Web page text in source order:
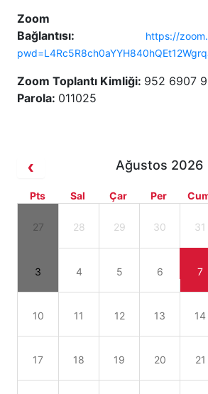
Zoom
Bağlantısı:
https://
Zoom Toplantı Kimliği: 952 6907
Parola: 011025
Ağustos 2026
Pts Sal Çar Per
27 28 29 30 31
3 4 5 6 7
10 11 12 13 14
17 18 19 20 21